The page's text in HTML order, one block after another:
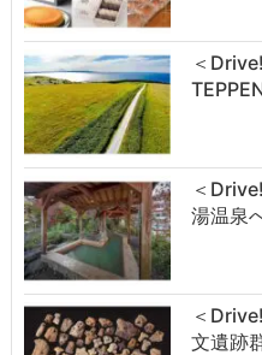
＜
＜
湯温泉
＜
文遺跡